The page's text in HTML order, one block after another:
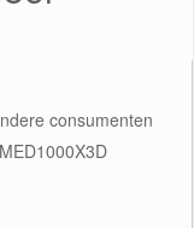
consumenten